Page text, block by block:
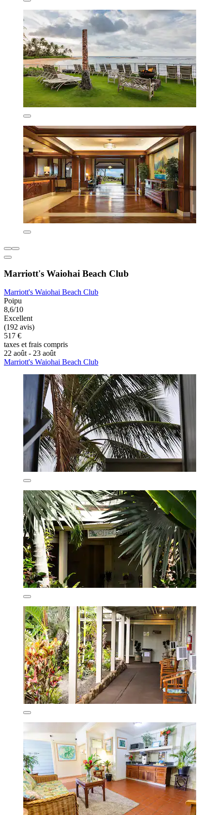
Marriott's Waiohai Beach Club
Marriott's Waiohai Beach Club
Poipu
8,6/10
Excellent
(192 avis)
517 €
taxes et frais compris
22 août - 23 août
Marriott's Waiohai Beach Club